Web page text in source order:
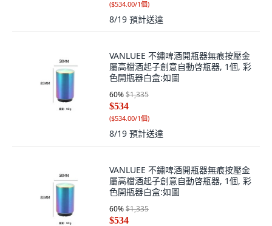
($534.00/1個)
8/19 預計送達
VANLUEE 不鏽啤酒開瓶器無痕按壓金
屬高檔酒起子創意自動啓瓶器, 1個, 彩
色開瓶器白盒:如圖
60%$1,335
$534
($534.00/1個)
8/19 預計送達
VANLUEE 不鏽啤酒開瓶器無痕按壓金
屬高檔酒起子創意自動啓瓶器, 1個, 彩
色開瓶器白盒:如圖
60%$1,335
$534